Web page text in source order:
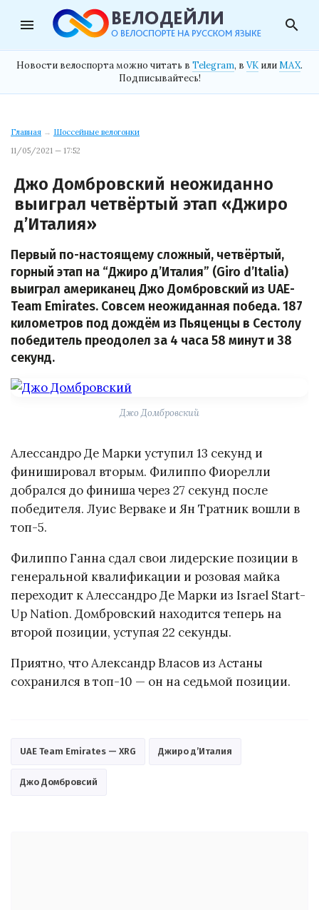
menu search
Новости велоспорта можно читать в Telegram, в VK илиMAX.
Подписывайтесь!
Главная → Шоссейные велогонки
11/05/2021 — 17:52
Джо Домбровский неожиданно
выиграл четвёртый этап «Джиро
д’Италия»
Первый по-настоящему сложный, четвёртый,
горный этап на “Джиро д’Италия” (Giro d’Italia)
выиграл американец Джо Домбровский из UAE-
Team Emirates. Совсем неожиданная победа. 187
километров под дождём из Пьяценцы в Сестолу
победитель преодолел за 4 часа 58 минут и 38
секунд.
Джо Домбровский
Алессандро Де Марки уступил 13 секунд и
финишировал вторым. Филиппо Фиорелли
добрался до финиша через 27 секунд после
победителя. Луис Верваке и Ян Тратник вошли в
топ-5.
Филиппо Ганна сдал свои лидерские позиции в
генеральной квалификации и розовая майка
переходит к Алессандро Де Марки из Israel Start-
Up Nation. Домбровский находится теперь на
второй позиции, уступая 22 секунды.
Приятно, что Александр Власов из Астаны
сохранился в топ-10 — он на седьмой позиции.
UAE Team Emirates — XRG Джиро д’Италия
Джо Домбровсий